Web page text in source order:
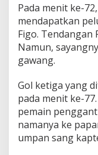
Pada menit ke-
mendapatkan
Figo. Tendangan
Namun,
gawang.
Gol ketiga yang
pada menit ke-
pemain
namanya ke
umpan sang